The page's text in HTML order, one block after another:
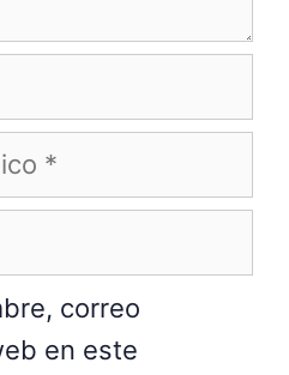
correo
en este